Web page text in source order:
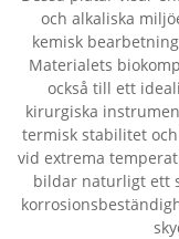
och alkaliska
kemisk
Materialets
också till ett
kirurgiska
termisk stabilitet
vid extrema
bildar naturligt ett